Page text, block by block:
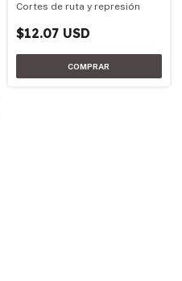
Cortes de ruta y represión
$12.07 USD